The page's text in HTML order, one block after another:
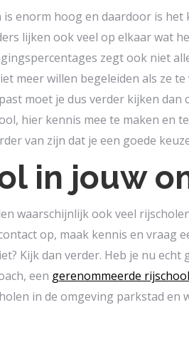
enorm hoog en daardoor is
lijken ook veel op elkaar wat
zegt ook niet
meer willen begeleiden als ze
moet je dus verder kijken dan
hier kennis mee te maken en
van zijn dat je een goede
in jouw
waarschijnlijk ook veel
op, maak kennis en vraag
Kijk dan verder. Heb je nu
een gerenommeerde
in de omgeving parkstad en